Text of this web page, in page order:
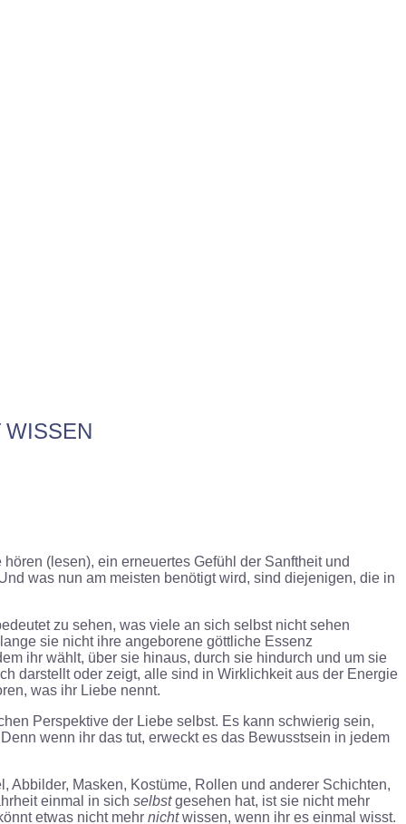
WISSEN
(lesen), ein erneuertes Gefühl der Sanftheit und
was nun am meisten benötigt wird, sind diejenigen, die in
zu sehen, was viele an sich selbst nicht sehen
sie nicht ihre angeborene göttliche Essenz
ihr wählt, über sie hinaus, durch sie hindurch und um sie
darstellt oder zeigt, alle sind in Wirklichkeit aus der Energie
was ihr Liebe nennt.
Perspektive der Liebe selbst. Es kann schwierig sein,
wenn ihr das tut, erweckt es das Bewusstsein in jedem
Abbilder, Masken, Kostüme, Rollen und anderer Schichten,
einmal in sich selbstgesehen hat, ist sie nicht mehr
etwas nicht mehr nichtwissen, wenn ihr es einmal wisst.